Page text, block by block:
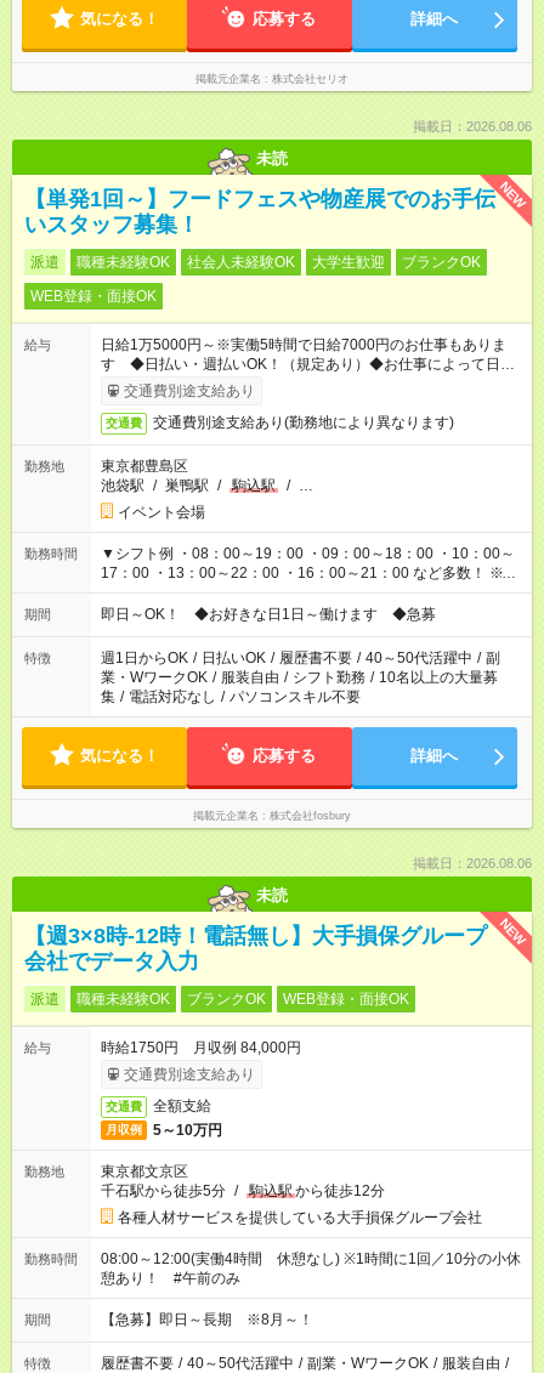
気になる！ 応募する 詳細へ
掲載元企業名 株式会社セリオ
掲載日：2026.08.06
未読
NEW
【単発1回～】フードフェスや物産展でのお手伝
いスタッフ募集！
派遣 職種未経験OK 社会人未経験OK 大学生歓迎
ブランクOK
WEB登録・面接OK
給与
日給1万5000円～※実働5時間で日給7000円のお仕事もありま
す ◆日払い・週払いOK！（規定あり）◆お仕事によって日給も
異なります
交通費別途支給あり
交通費 交通費別途支給あり(勤務地により異なります)
勤務地
東京都豊島区
池袋駅 / 巣鴨駅 / 駒込駅 / …
イベント会場
勤務時間
▼シフト例 ・08：00～19：00 ・09：00～18：00 ・10：00～
17：00 ・13：00～22：00 ・16：00～21：00 など多数！ ※お
仕事により勤務時間が異なります
期間 即日～OK！ ◆お好きな日1日～働けます ◆急募
特徴 週1日からOK / 日払いOK / 履歴書不要 / 40～50代活躍中 / 副
業・WワークOK / 服装自由 / シフト勤務 / 10名以上の大量募
集 / 電話対応なし / パソコンスキル不要
気になる！ 応募する 詳細へ
掲載元企業名 株式会社fosbury
掲載日：2026.08.06
未読
NEW
【週3×8時-12時！電話無し】大手損保グループ
会社でデータ入力
派遣 職種未経験OK ブランクOK WEB登録・面接OK
給与
時給1750円 月収例 84,000円
交通費別途支給あり
交通費 全額支給
月収例 5～10万円
勤務地
東京都文京区
千石駅から徒歩5分 / 駒込駅から徒歩12分
各種人材サービスを提供している大手損保グループ会社
勤務時間
08:00～12:00(実働4時間 休憩なし) ※1時間に1回／10分の小休
憩あり！ #午前のみ
期間 【急募】即日～長期 ※8月～！
特徴 履歴書不要 / 40～50代活躍中 / 副業・WワークOK / 服装自由 /